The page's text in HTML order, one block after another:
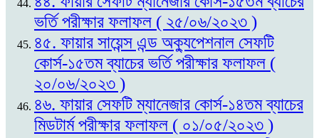
ভর্তি পরীক্ষার ফলাফল ( ২৫/০৬/২০২৩ )
৪৫. ফায়ার সায়েন্স এন্ড অক্যুপেশনাল সেফটি
কোর্স-১৫তম ব্যাচের ভর্তি পরীক্ষার ফলাফল (
২০/০৬/২০২৩ )
৪৬. ফায়ার সেফটি ম্যানেজার কোর্স-১৪তম ব্যাচের
মিডটার্ম পরীক্ষার ফলাফল ( ০১/০৫/২০২৩ )